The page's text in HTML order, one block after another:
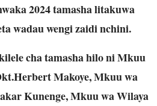
2024 tamasha litakuwa
wadau wengi zaidi nchini.
cha tamasha hilo ni Mkuu
Makoye, Mkuu wa
Kunenge, Mkuu wa Wilaya